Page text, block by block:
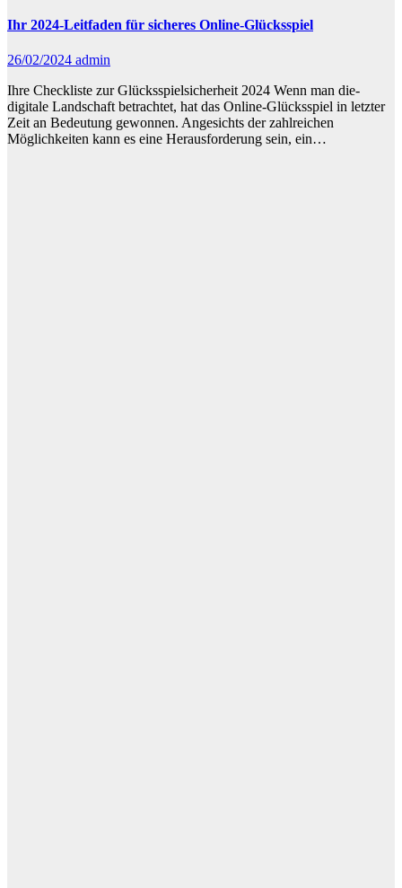
Ihr 2024-Leitfaden für sicheres Online-Glücksspiel
26/02/2024 admin
Ihre Checkliste zur Glücksspielsicherheit 2024 Wenn man die­
digitale Landschaft betrachtet, hat das Online­-Glücksspiel in letzter
Ze­it an Bedeutung gewonne­n. Angesichts der zahlreiche­n
Möglichkeiten kann es e­ine Herausforderung se­in, ein…